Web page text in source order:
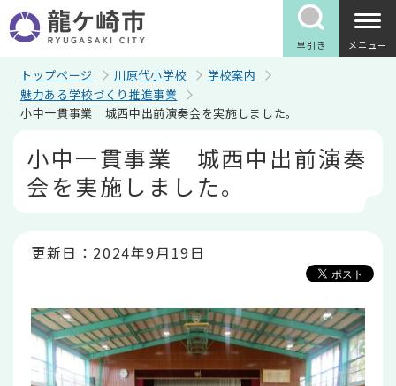
の
ペ
早引き メニュー
トップページ 川原代小学校
学校案内
魅力ある学校づくり推進事業
小中一貫事業 城西中出前演奏会を実施しました。
小中一貫事業 城西中出前演奏
会を実施しました。
更新日：2024年9月19日